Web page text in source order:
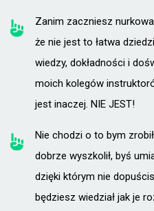
Zanim zaczniesz
że nie jest to łatwa
wiedzy, dokładności i
moich kolegów
jest inaczej. NIE JEST!
Nie chodzi o to bym
dobrze wyszkolił, byś
dzięki którym nie
będziesz wiedział jak je